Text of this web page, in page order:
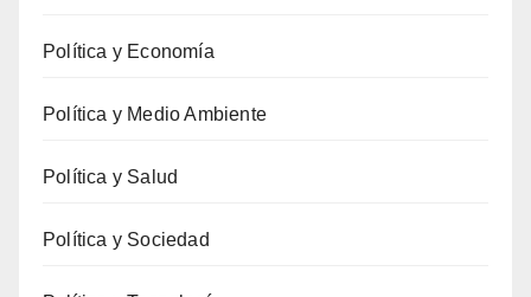
Política y Economía
Política y Medio Ambiente
Política y Salud
Política y Sociedad